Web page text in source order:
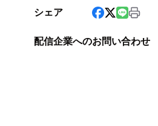
シェア
配信企業へのお問い合わせ